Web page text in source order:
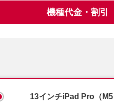
機種代金・割引
13インチiPad Pro（M5